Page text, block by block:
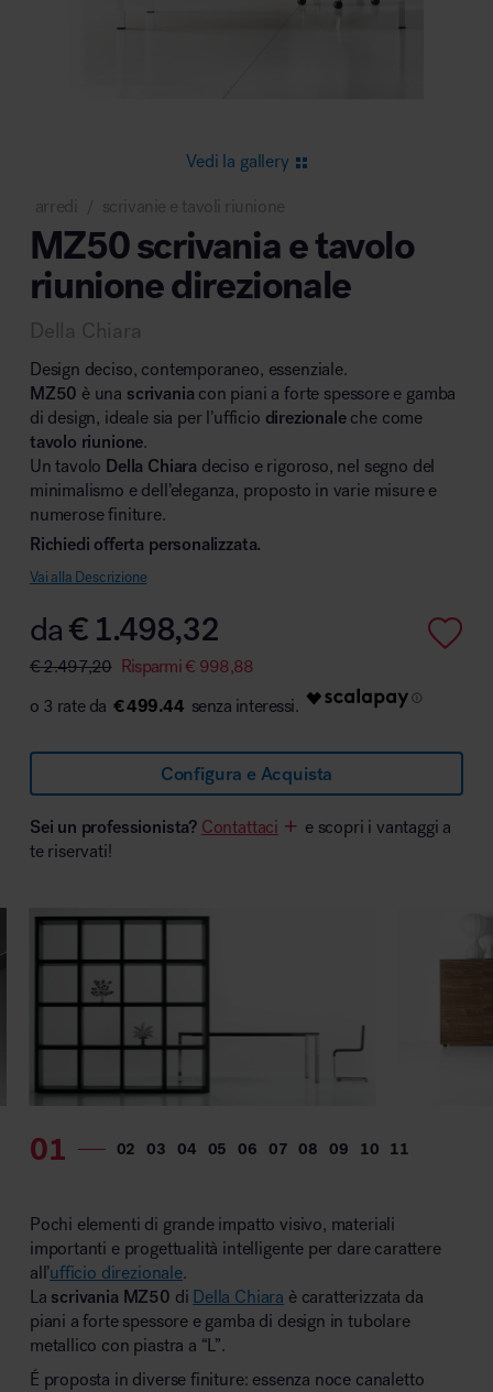
Area lounge e attesa
Area outdoor
Vedi la gallery
arredi scrivanie e tavoli riunione
MZ50 scrivania e tavolo
riunione direzionale
Della Chiara
Design deciso, contemporaneo, essenziale.
MZ50 è una scrivania con piani a forte spessore e gamba
di design, ideale sia per l’ufficio direzionale che come
tavolo riunione.
Un tavolo Della Chiara deciso e rigoroso, nel segno del
minimalismo e dell’eleganza, proposto in varie misure e
numerose finiture.
Richiedi offerta personalizzata.
Vai alla Descrizione
da€1.498,32
€2.497,20 Risparmi€ 998,88
€ 499.44
Configura e Acquista
Sei un professionista? Contattaci
e scopri i vantaggi a
te riservati!
Pochi elementi di grande impatto visivo, materiali
importanti e progettualità intelligente per dare carattere
all’ufficio direzionale.
La scrivania MZ50 di Della Chiara è caratterizzata da
piani a forte spessore e gamba di design in tubolare
metallico con piastra a “L”.
É proposta in diverse finiture: essenza noce canaletto